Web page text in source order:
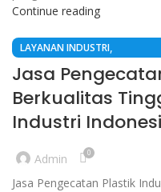
Continue reading
LAYANAN INDUSTRI,
FINISHING PLASTIK OTOMOTIF
JASA PENGECATAN PLASTIK
LAYANAN INDUSTRI / PLASTIC
SURFACE FINISHING
Jasa
Berkualitas
Industri
Admin 0
Jasa Pengecatan Plastik